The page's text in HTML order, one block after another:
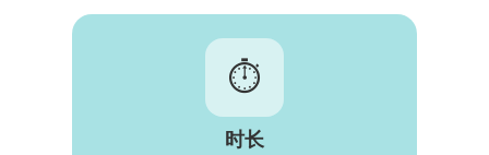
⏱️
时长